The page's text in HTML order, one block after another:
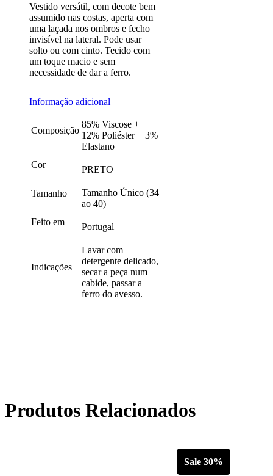
Vestido versátil, com decote bem
assumido nas costas, aperta com
uma laçada nos ombros e fecho
invisível na lateral. Pode usar
solto ou com cinto. Tecido com
um toque macio e sem
necessidade de dar a ferro.
Informação adicional
Composição
85% Viscose +
12% Poliéster + 3%
Elastano
Cor
PRETO
Tamanho
Tamanho Único (34
ao 40)
Feito em
Portugal
Indicações
Lavar com
detergente delicado,
secar a peça num
cabide, passar a
ferro do avesso.
Produtos Relacionados
Sale 30%